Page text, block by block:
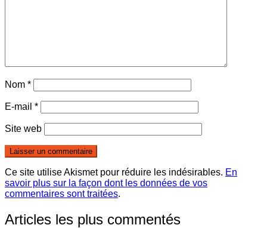
Nom *
E-mail *
Site web
Ce site utilise Akismet pour réduire les indésirables. En
savoir plus sur la façon dont les données de vos
commentaires sont traitées.
Articles les plus commentés